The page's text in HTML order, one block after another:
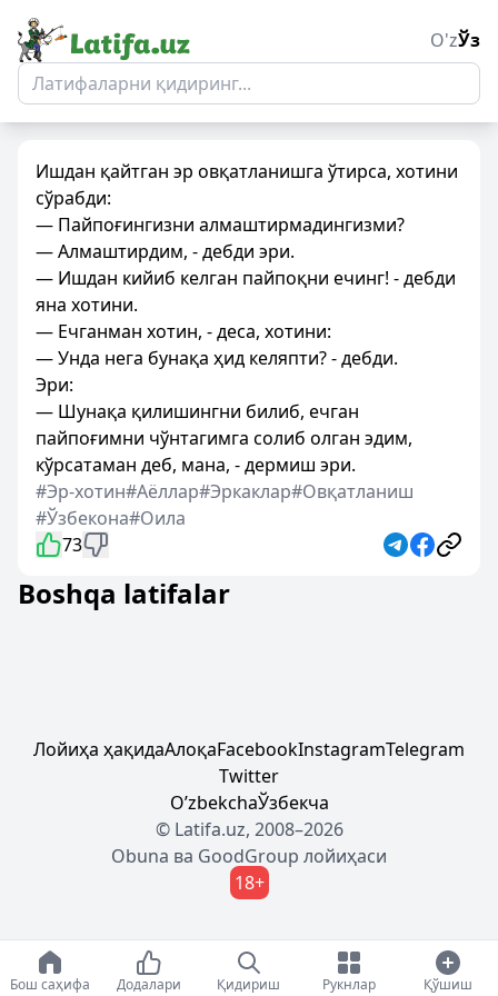
O'zЎз
Ишдан қайтган эр овқатланишга ўтирса, хотини
сўрабди:
— Пайпоғингизни алмаштирмадингизми?
— Алмаштирдим, - дебди эри.
— Ишдан кийиб келган пайпоқни ечинг! - дебди
яна хотини.
— Ечганман хотин, - деса, хотини:
— Унда нега бунақа ҳид келяпти? - дебди.
Эри:
— Шунақа қилишингни билиб, ечган
пайпоғимни чўнтагимга солиб олган эдим,
кўрсатаман деб, мана, - дермиш эри.
#Эр-хотин#Аёллар#Эркаклар#Овқатланиш
#Ўзбекона#Оила
73
Boshqa latifalar
Лойиҳа ҳақидаАлоқаFacebookInstagramTelegram
Twitter
OʼzbekchaЎзбекча
© Latifa.uz, 2008–2026
Obuna ва GoodGroup лойиҳаси
18+
Бош саҳифа Додалари Қидириш Рукнлар Қўшиш